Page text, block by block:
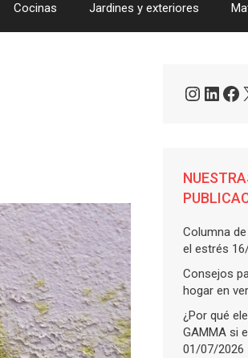
Cocinas Jardines y exteriores
Columna
el estrés
Consejos
hogar en
¿Por qué
GAMMA si
01/07/2026